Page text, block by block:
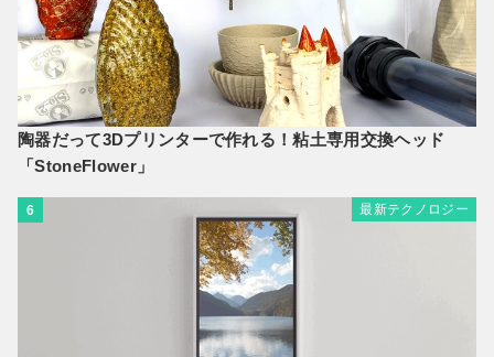
陶器だって3Dプリンターで作れる！粘土専用交換ヘッド
「StoneFlower」
6 最新テクノロジー